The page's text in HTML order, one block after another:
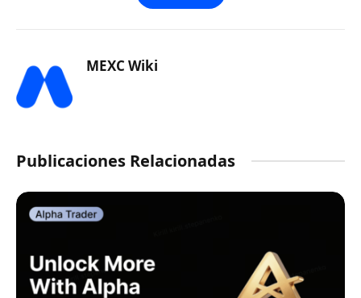
MEXC Wiki
Publicaciones Relacionadas